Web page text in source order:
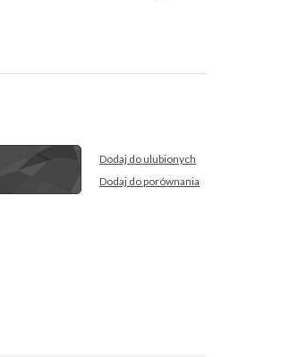
Dodaj do ulubionych
Dodaj do porównania